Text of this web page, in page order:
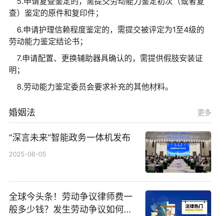
查）鉴定的原件和复印件；
6.申请护理信赖程度鉴定的，需提交被评定为1至4级的
劳动能力鉴定结论书；
7.申请配置、更换辅助器具确认的，需提供假肢安装证
明；
8.劳动能力鉴定委员会要求补充的其他材料。
婚姻法 更多
“深言未来”智能政务一体机发布
2025-06-05
全球今头条！劳动争议律师费一
般多少钱？发生劳动争议如何算